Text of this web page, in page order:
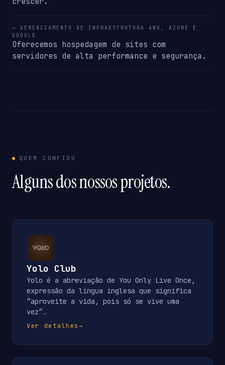
→ GERENCIAMENTO DE INFRAESTRUTURA AWS, AZURE E
GOOGLE
Oferecemos hospedagem de sites com
servidores de alta performance e segurança.
QUEM CONFIOU
Alguns dos nossos projetos.
Yolo Club
Yolo é a abreviação de You Only Live Once,
expressão da língua inglesa que significa
“aproveite a vida, pois só se vive uma
vez”.
Ver detalhes→